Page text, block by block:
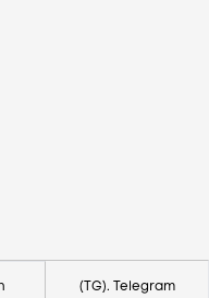
(TG). Telegram